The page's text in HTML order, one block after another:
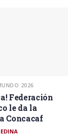
2026
Federación
le da la
Concacaf